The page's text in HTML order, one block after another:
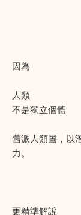
因為
人類
不是獨立個體
舊派人類圖，以
力。
更精準解說